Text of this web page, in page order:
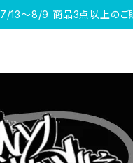
7/13〜8/9 商品3点以上のご